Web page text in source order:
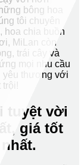
bông hoa
tôi chuyên
hoa chia buồn
MiLan còn
trái cây và
mọi nhu cầu
yêu thương với
trội!
tuyệt vời
giá tốt